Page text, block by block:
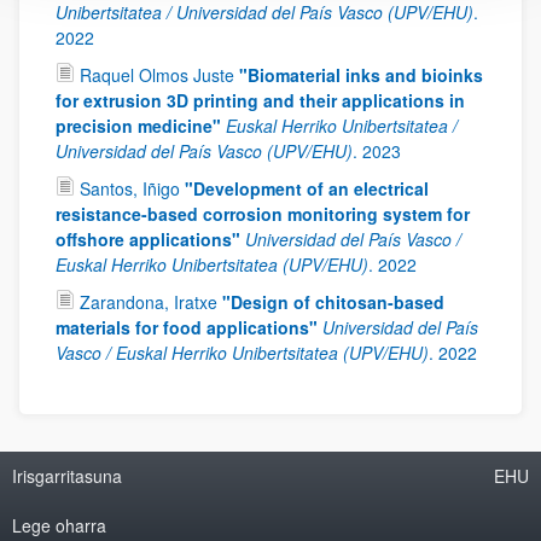
Unibertsitatea / Universidad del País Vasco (UPV/EHU).
2022
Raquel Olmos Juste "Biomaterial inks and bioinks
for extrusion 3D printing and their applications in
precision medicine" Euskal Herriko Unibertsitatea /
Universidad del País Vasco (UPV/EHU). 2023
Santos, Iñigo "Development of an electrical
resistance-based corrosion monitoring system for
offshore applications" Universidad del País Vasco /
Euskal Herriko Unibertsitatea (UPV/EHU). 2022
Zarandona, Iratxe "Design of chitosan-based
materials for food applications" Universidad del País
Vasco / Euskal Herriko Unibertsitatea (UPV/EHU). 2022
Irisgarritasuna
Lege oharra
EHU